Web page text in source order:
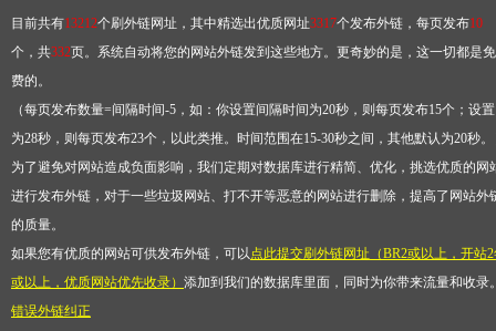
目前共有13212个刷外链网址，其中精选出优质网址3317个发布外链，每页发布10
个，共332页。系统自动将您的网站外链发到这些地方。更奇妙的是，这一切都是免
费的。
（每页发布数量=间隔时间-5，如：你设置间隔时间为20秒，则每页发布15个；设置
为28秒，则每页发布23个，以此类推。时间范围在15-30秒之间，其他默认为20秒
为了避免对网站造成负面影响，我们定期对数据库进行精简、优化，挑选优质的网
进行发布外链，对于一些垃圾网站、打不开等恶意的网站进行删除，提高了网站外
的质量。
如果您有优质的网站可供发布外链，可以点此提交刷外链网址（BR2或以上，开站
或以上，优质网站优先收录） 添加到我们的数据库里面，同时为你带来流量和收录
错误外链纠正